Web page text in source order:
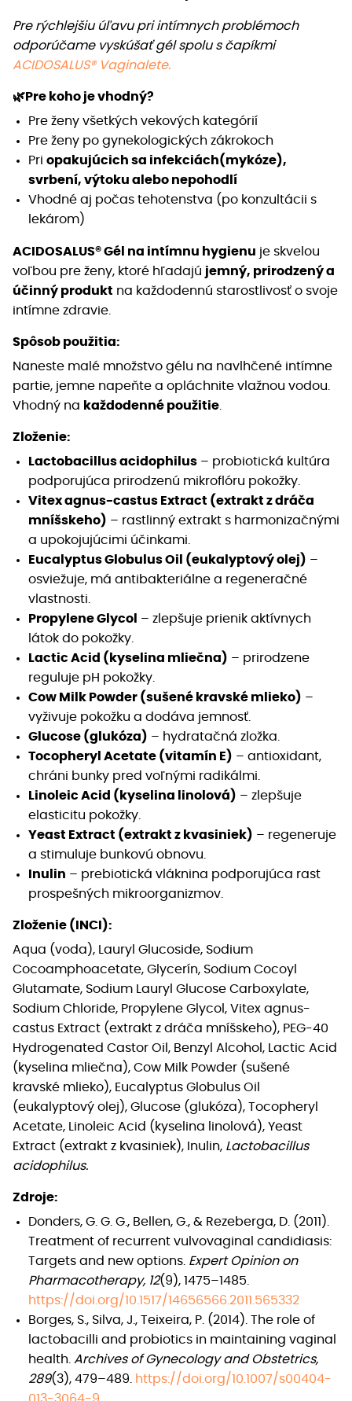
Pre rýchlejšiu úľavu pri intímnych problémoch
odporúčame vyskúšať gél spolu s čapíkmi
ACIDOSALUS® Vaginalete.
🌿Pre koho je vhodný?
Pre ženy všetkých vekových kategórií
Pre ženy po gynekologických zákrokoch
Pri opakujúcich sa infekciách(mykóze),
svrbení, výtoku alebo nepohodlí
Vhodné aj počas tehotenstva (po konzultácii s
lekárom)
ACIDOSALUS® Gél na intímnu hygienu je skvelou
voľbou pre ženy, ktoré hľadajú jemný, prirodzený a
účinný produkt na každodennú starostlivosť o svoje
intímne zdravie.
Spôsob použitia:
Naneste malé množstvo gélu na navlhčené intímne
partie, jemne napeňte a opláchnite vlažnou vodou.
Vhodný na každodenné použitie
Zloženie:
Lactobacillus acidophilus – probiotická kultúra
podporujúca prirodzenú mikroflóru pokožky.
Vitex agnus-castus Extract (extrakt z dráča
mníšskeho) – rastlinný extrakt s harmonizačnými
a upokojujúcimi účinkami.
Eucalyptus Globulus Oil (eukalyptový olej) –
osviežuje, má antibakteriálne a regeneračné
vlastnosti.
Propylene Glycol
– zlepšuje prienik aktívnych
látok do pokožky.
Lactic Acid (kyselina mliečna) – prirodzene
reguluje pH pokožky.
Cow Milk Powder (sušené kravské mlieko) –
vyživuje pokožku a dodáva jemnosť.
Glucose (glukóza) – hydratačná zložka.
Tocopheryl Acetate (vitamín E) – antioxidant,
chráni bunky pred voľnými radikálmi.
Linoleic Acid (kyselina linolová) – zlepšuje
elasticitu pokožky.
Yeast Extract (extrakt z kvasiniek) – regeneruje
a stimuluje bunkovú obnovu.
Inulin – prebiotická vláknina podporujúca rast
prospešných mikroorganizmov.
Zloženie (INCI):
Aqua (voda), Lauryl Glucoside, Sodium
Cocoamphoacetate, Glycerín, Sodium Cocoyl
Glutamate, Sodium Lauryl Glucose Carboxylate,
Sodium Chloride, Propylene Glycol, Vitex agnus-
castus Extract (extrakt z dráča mníšskeho), PEG-40
Hydrogenated Castor Oil, Benzyl Alcohol, Lactic Acid
(kyselina mliečna), Cow Milk Powder (sušené
kravské mlieko), Eucalyptus Globulus Oil
(eukalyptový olej), Glucose (glukóza), Tocopheryl
Acetate, Linoleic Acid (kyselina linolová), Yeast
Extract (extrakt z kvasiniek), Inulin, Lactobacillus
acidophilus.
Zdroje:
Donders, G. G. G., Bellen, G., & Rezeberga, D. (2011).
Treatment of recurrent vulvovaginal candidiasis:
Targets and new options. Expert Opinion on
Pharmacotherapy, 12(9), 1475–1485.
https://doi.org/10.1517/14656566.2011.565332
Borges, S., Silva, J., Teixeira, P. (2014). The role of
lactobacilli and probiotics in maintaining vaginal
health. Archives of Gynecology and Obstetrics,
289(3), 479–489.
https://doi.org/10.1007/s00404-
013-3064-9